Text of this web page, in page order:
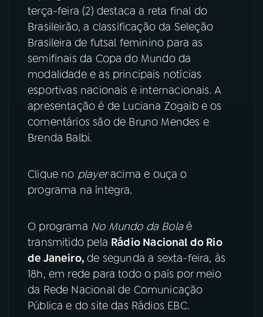
08FESTIVAL DE MÚSICA
ACOMPANHE A RÁDIO NACIONAL
YouTube Facebook
Instagram X
TikTok
terça-feira (2) destaca a reta final do
Brasileirão, a classificação da Seleção
Brasileira de futsal feminino para as
semifinais da Copa do Mundo da
modalidade e as principais notícias
esportivas nacionais e internacionais. A
apresentação é de Luciana Zogaib e os
comentários são de Bruno Mendes e
Brenda Balbi.
Clique no playeracima e ouça o
programa na íntegra.
O programa No Mundo da Bolaé
transmitido pela Rádio Nacional do Rio
de Janeiro,de segunda a sexta-feira, às
18h, em rede para todo o país por meio
da Rede Nacional de Comunicação
Pública e do site das Rádios EBC.